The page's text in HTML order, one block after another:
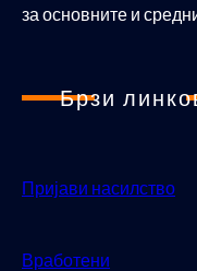
за основните и
Брзи
Пријави насилство
Вработени